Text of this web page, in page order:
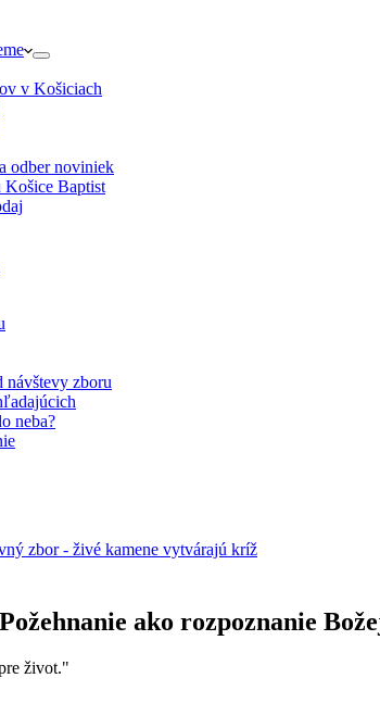
v Košiciach
odber noviniek
Košice Baptist
návštevy zboru
neba?
ako rozpoznanie
život."